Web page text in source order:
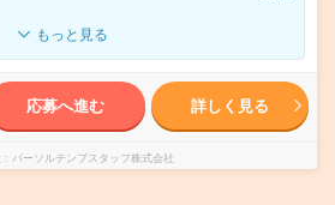
もっと見る
応募へ進む 詳しく見る
パーソルテンプスタッフ株式会社